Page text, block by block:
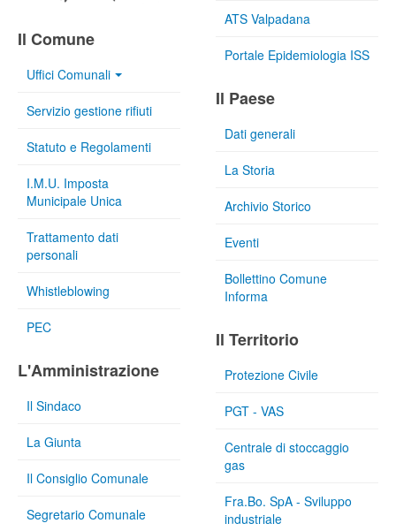
Il Comune
Uffici Comunali
Servizio gestione rifiuti
Statuto e Regolamenti
I.M.U. Imposta
Municipale Unica
Trattamento dati
personali
Whistleblowing
PEC
L'Amministrazione
Il Sindaco
La Giunta
Il Consiglio Comunale
Segretario Comunale
ATS Valpadana
Portale Epidemiologia ISS
Il Paese
Dati generali
La Storia
Archivio Storico
Eventi
Bollettino Comune
Informa
Il Territorio
Protezione Civile
PGT - VAS
Centrale di stoccaggio
gas
Fra.Bo. SpA - Sviluppo
industriale